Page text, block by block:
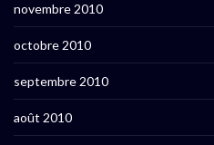
novembre 2010
octobre 2010
septembre 2010
août 2010